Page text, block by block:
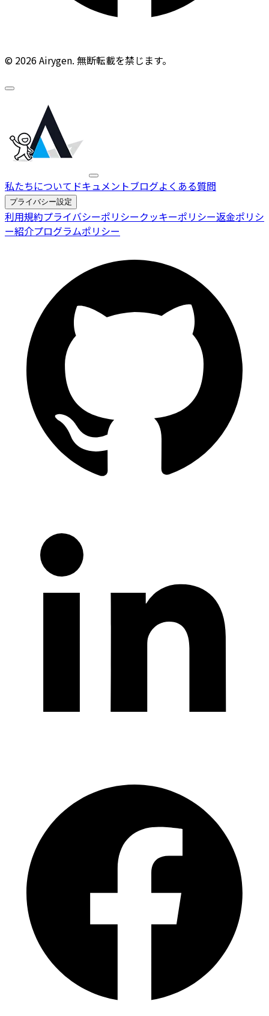
© 2026 Airygen. 無断転載を禁じます。
私たちについて ドキュメントブログよくある質問
プライバシー設定
利用規約プライバシーポリシークッキーポリシー返金ポリシ
ー紹介プログラムポリシー